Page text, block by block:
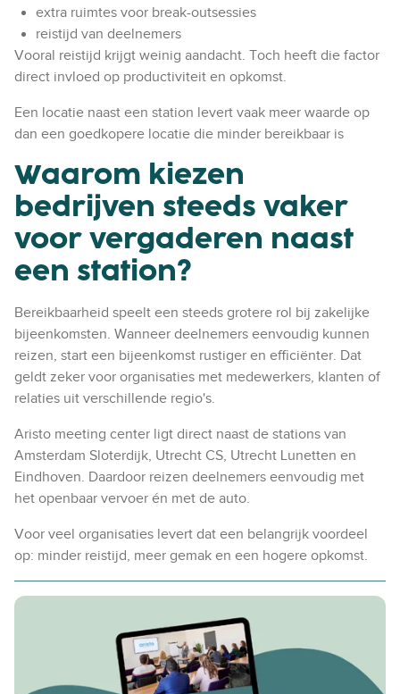
extra ruimtes voor break-outsessies
reistijd van deelnemers
Vooral reistijd krijgt weinig aandacht. Toch heeft die factor
direct invloed op productiviteit en opkomst.
Een locatie naast een station levert vaak meer waarde op
dan een goedkopere locatie die minder bereikbaar is
Waarom kiezen
bedrijven steeds vaker
voor vergaderen naast
een station?
Bereikbaarheid speelt een steeds grotere rol bij zakelijke
bijeenkomsten. Wanneer deelnemers eenvoudig kunnen
reizen, start een bijeenkomst rustiger en efficiënter. Dat
geldt zeker voor organisaties met medewerkers, klanten of
relaties uit verschillende regio's.
Aristo meeting center ligt direct naast de stations van
Amsterdam Sloterdijk, Utrecht CS, Utrecht Lunetten en
Eindhoven. Daardoor reizen deelnemers eenvoudig met
het openbaar vervoer én met de auto.
Voor veel organisaties levert dat een belangrijk voordeel
op: minder reistijd, meer gemak en een hogere opkomst.